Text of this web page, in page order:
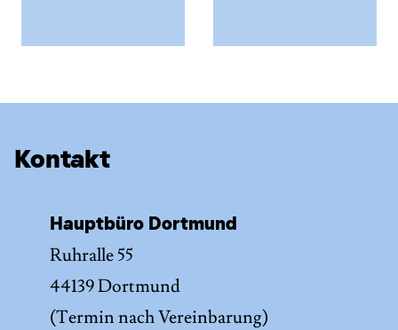
Kontakt
Hauptbüro Dortmund
Ruhralle 55
44139 Dortmund
(Termin nach Vereinbarung)